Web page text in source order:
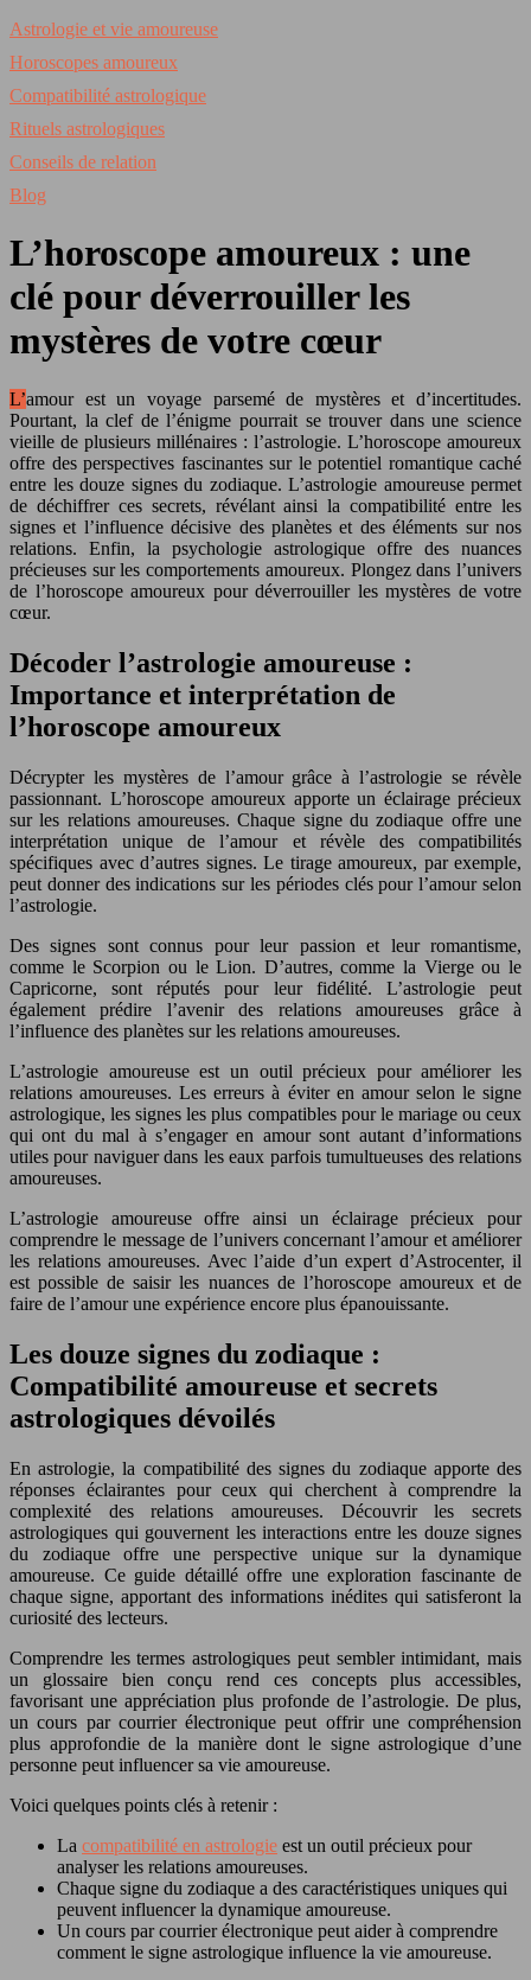
Astrologie et vie amoureuse
Horoscopes amoureux
Compatibilité astrologique
Rituels astrologiques
Conseils de relation
Blog
L’horoscope amoureux : une
clé pour déverrouiller les
mystères de votre cœur
L’amour est un voyage parsemé de mystères et d’incertitudes.
Pourtant, la clef de l’énigme pourrait se trouver dans une science
vieille de plusieurs millénaires : l’astrologie. L’horoscope amoureux
offre des perspectives fascinantes sur le potentiel romantique caché
entre les douze signes du zodiaque. L’astrologie amoureuse permet
de déchiffrer ces secrets, révélant ainsi la compatibilité entre les
signes et l’influence décisive des planètes et des éléments sur nos
relations. Enfin, la psychologie astrologique offre des nuances
précieuses sur les comportements amoureux. Plongez dans l’univers
de l’horoscope amoureux pour déverrouiller les mystères de votre
cœur.
Décoder l’astrologie amoureuse :
Importance et interprétation de
l’horoscope amoureux
Décrypter les mystères de l’amour grâce à l’astrologie se révèle
passionnant. L’horoscope amoureux apporte un éclairage précieux
sur les relations amoureuses. Chaque signe du zodiaque offre une
interprétation unique de l’amour et révèle des compatibilités
spécifiques avec d’autres signes. Le tirage amoureux, par exemple,
peut donner des indications sur les périodes clés pour l’amour selon
l’astrologie.
Des signes sont connus pour leur passion et leur romantisme,
comme le Scorpion ou le Lion. D’autres, comme la Vierge ou le
Capricorne, sont réputés pour leur fidélité. L’astrologie peut
également prédire l’avenir des relations amoureuses grâce à
l’influence des planètes sur les relations amoureuses.
L’astrologie amoureuse est un outil précieux pour améliorer les
relations amoureuses. Les erreurs à éviter en amour selon le signe
astrologique, les signes les plus compatibles pour le mariage ou ceux
qui ont du mal à s’engager en amour sont autant d’informations
utiles pour naviguer dans les eaux parfois tumultueuses des relations
amoureuses.
L’astrologie amoureuse offre ainsi un éclairage précieux pour
comprendre le message de l’univers concernant l’amour et améliorer
les relations amoureuses. Avec l’aide d’un expert d’Astrocenter, il
est possible de saisir les nuances de l’horoscope amoureux et de
faire de l’amour une expérience encore plus épanouissante.
Les douze signes du zodiaque :
Compatibilité amoureuse et secrets
astrologiques dévoilés
En astrologie, la compatibilité des signes du zodiaque apporte des
réponses éclairantes pour ceux qui cherchent à comprendre la
complexité des relations amoureuses. Découvrir les secrets
astrologiques qui gouvernent les interactions entre les douze signes
du zodiaque offre une perspective unique sur la dynamique
amoureuse. Ce guide détaillé offre une exploration fascinante de
chaque signe, apportant des informations inédites qui satisferont la
curiosité des lecteurs.
Comprendre les termes astrologiques peut sembler intimidant, mais
un glossaire bien conçu rend ces concepts plus accessibles,
favorisant une appréciation plus profonde de l’astrologie. De plus,
un cours par courrier électronique peut offrir une compréhension
plus approfondie de la manière dont le signe astrologique d’une
personne peut influencer sa vie amoureuse.
Voici quelques points clés à retenir :
La compatibilité en astrologie est un outil précieux pour
analyser les relations amoureuses.
Chaque signe du zodiaque a des caractéristiques uniques qui
peuvent influencer la dynamique amoureuse.
Un cours par courrier électronique peut aider à comprendre
comment le signe astrologique influence la vie amoureuse.